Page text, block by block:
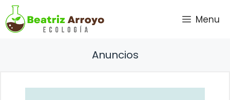
Saltar
al
contenido
Menu
Anuncios